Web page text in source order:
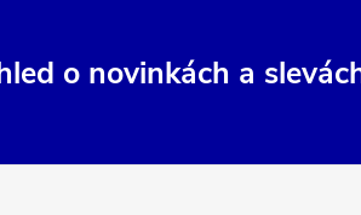
o novinkách a